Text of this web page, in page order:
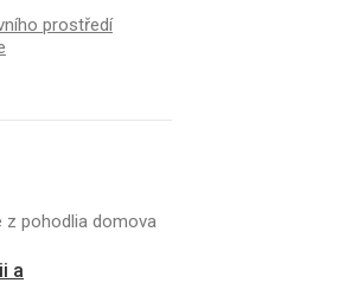
prostředí
z pohodlia domova
a